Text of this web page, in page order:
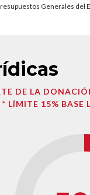
Generales del
DE LA
LÍMITE 15% BASE